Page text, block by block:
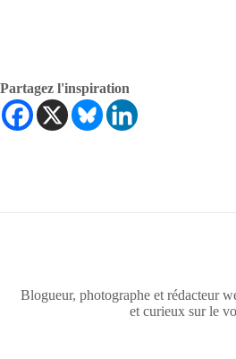
Partagez l'inspiration
Blogueur, photographe et rédacteur
et curieux sur le